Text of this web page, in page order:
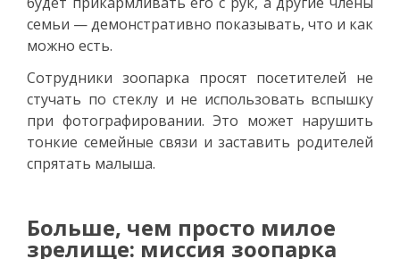
семьи — демонстративно показывать, что и как
можно есть.
Сотрудники зоопарка просят посетителей не
стучать по стеклу и не использовать вспышку
при фотографировании. Это может нарушить
тонкие семейные связи и заставить родителей
спрятать малыша.
Больше, чем просто милое
зрелище: миссия зоопарка